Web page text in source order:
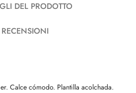
DEL PRODOTTO
RECENSIONI
Calce cómodo. Plantilla acolchada.